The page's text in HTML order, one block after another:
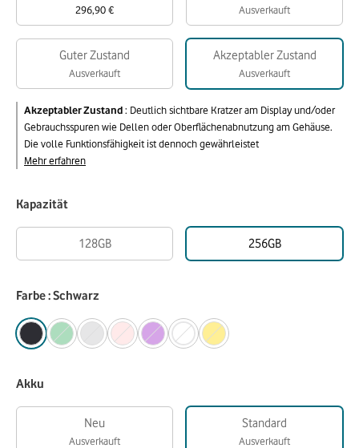
296,90 € Ausverkauft
Guter Zustand
Ausverkauft
Akzeptabler Zustand
Ausverkauft
Akzeptabler Zustand: Deutlich sichtbare Kratzer am Display und/oder
Gebrauchsspuren wie Dellen oder Oberflächenabnutzung am Gehäuse.
Die volle Funktionsfähigkeit ist dennoch gewährleistet
Mehr erfahren
Kapazität
128GB 256GB
Farbe : Schwarz
Akku
Neu
Ausverkauft
Standard
Ausverkauft